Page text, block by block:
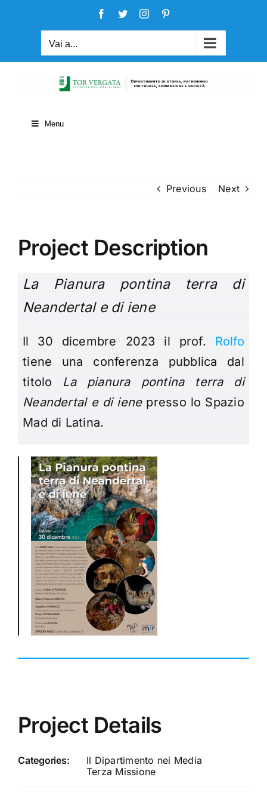
Facebook
TwitterInstagram
Vai a...
Menu
Previous Next
Project Description
La Pianura pontina terra di
Neandertal e di iene
Il 30 dicembre 2023 il prof. Rolfo
tiene una conferenza pubblica dal
titolo La pianura pontina terra di
Neandertal e di ienepresso lo Spazio
Mad di Latina.
Project Details
Categories:
Il Dipartimento nei Media
Terza Missione